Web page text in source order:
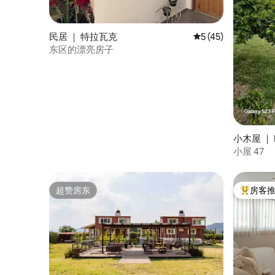
民居 ｜ 特拉瓦克 平均评分 5 分（满
5 (45)
东区的漂亮房子
小木屋
小屋 47
超赞房东
超赞房东 热门「
房客